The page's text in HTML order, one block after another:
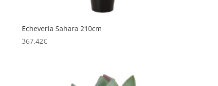
Echeveria Sahara 210cm
367,42€